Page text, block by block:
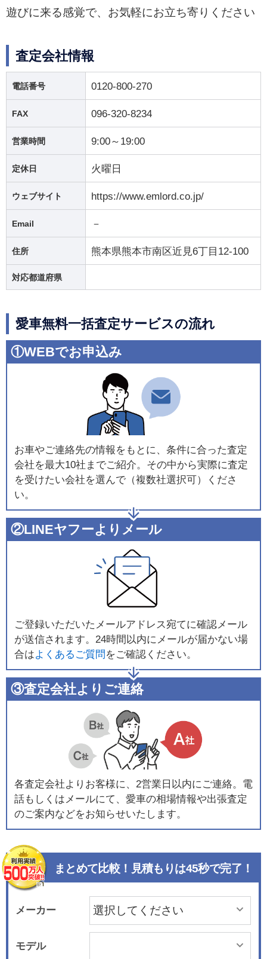
遊びに来る感覚で、お気軽にお立ち寄りください
査定会社情報
電話番号 0120-800-270
FAX 096-320-8234
営業時間 9:00～19:00
定休日 火曜日
ウェブサイト https://www.emlord.co.jp/
Email －
住所 熊本県熊本市南区近見6丁目12-100
対応都道府県
愛車無料一括査定サービスの流れ
①WEBでお申込み
お車やご連絡先の情報をもとに、条件に合った査定
会社を最大10社までご紹介。その中から実際に査定
を受けたい会社を選んで（複数社選択可）くださ
い。
②LINEヤフーよりメール
ご登録いただいたメールアドレス宛てに確認メール
が送信されます。24時間以内にメールが届かない場
合はよくあるご質問 をご確認ください。
③査定会社よりご連絡
各査定会社よりお客様に、2営業日以内にご連絡。電
話もしくはメールにて、愛車の相場情報や出張査定
のご案内などをお知らせいたします。
まとめて比較！見積もりは45秒で完了！
メーカー
モデル